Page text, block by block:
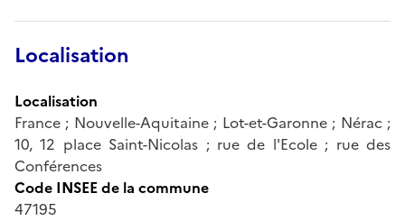
Localisation
Localisation
France ; Nouvelle-Aquitaine ; Lot-et-Garonne ; Nérac ;
10, 12 place Saint-Nicolas ; rue de l'Ecole ; rue des
Conférences
Code INSEE de la commune
47195